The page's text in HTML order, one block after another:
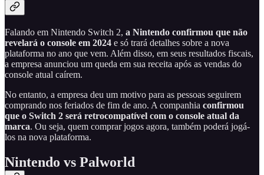
Falando em Nintendo Switch 2, a Nintendo confirmou que não
revelará o console em 2024 e só trará detalhes sobre a nova
plataforma no ano que vem. Além disso, em seus resultados fiscais,
a empresa anunciou um queda em sua receita após as vendas do
console atual caírem.
No entanto, a empresa deu um motivo para as pessoas seguirem
comprando nos feriados de fim de ano. A companhia confirmou
que o Switch 2 será retrocompatível com o console atual da
marca. Ou seja, quem comprar jogos agora, também poderá jogá-
los na nova plataforma.
Nintendo vs Palworld